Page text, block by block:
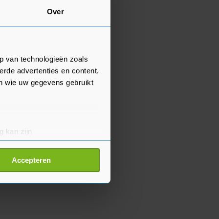
Over
van technologieën zoals
advertenties en content,
wie uw gegevens gebruikt
kan zijn
detailgedeelte
Accepteren